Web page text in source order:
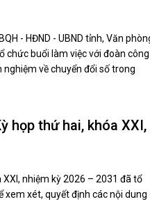
- HĐND - UBND tỉnh, Văn phòng
chức buổi làm việc với đoàn công
nghiệm về chuyển đổi số trong
nhiệm kỳ 2026 – 2031 đã tổ
xét, quyết định các nội dung